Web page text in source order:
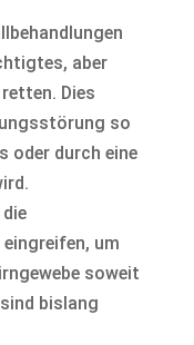
aber
Dies
so
oder durch eine
um
soweit
bislang